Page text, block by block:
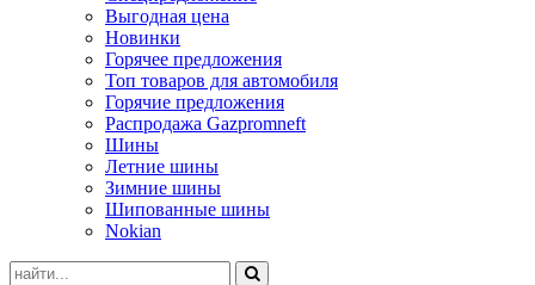
Выгодная цена
Новинки
Горячее предложения
Топ товаров для автомобиля
Горячие предложения
Распродажа Gazpromneft
Шины
Летние шины
Зимние шины
Шипованные шины
Nokian